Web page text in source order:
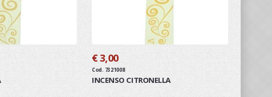
€ 3,00
Cod. 7321008
INCENSO CITRONELLA